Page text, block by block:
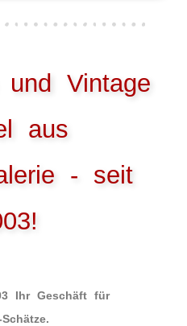
und Vintage
aus
- seit
Ihr Geschäft für